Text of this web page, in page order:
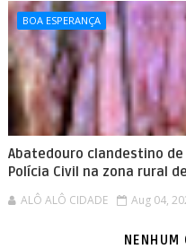
BOA ESPERANÇA
Abatedouro clandestino
Polícia Civil na zona rural
ALÔ ALÔ CIDADE Aug 04,
NENHUM